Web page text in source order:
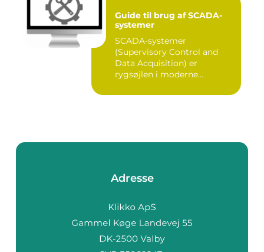
Guide til brug af SCADA-
systemer
SCADA-systemer
(Supervisory Control and
Data Acquisition) er
rygsøjlen i moderne
Adresse